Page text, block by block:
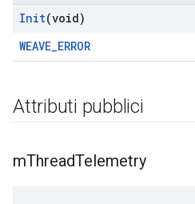
Init(void)
WEAVE_ERROR
Attributi pubblici
mThreadTelemetry